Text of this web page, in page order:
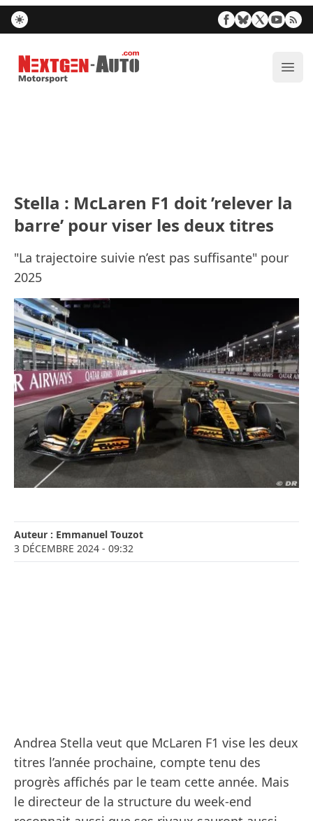
Nextgen-Auto.com
Stella : McLaren F1 doit ’relever la
barre’ pour viser les deux titres
"La trajectoire suivie n’est pas suffisante" pour
2025
Auteur : Emmanuel Touzot
3 DÉCEMBRE 2024 - 09:32
Andrea Stella veut que McLaren F1 vise les deux
titres l’année prochaine, compte tenu des
progrès affichés par le team cette année. Mais
le directeur de la structure du week-end